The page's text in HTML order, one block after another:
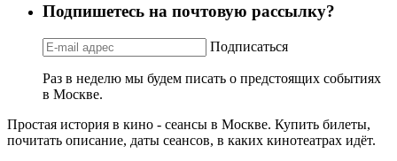
Подпишетесь на почтовую рассылку?
Подписаться
Раз в неделю мы будем писать о предстоящих событиях
в Москве.
Простая история в кино - сеансы в Москве. Купить билеты,
почитать описание, даты сеансов, в каких кинотеатрах идёт.